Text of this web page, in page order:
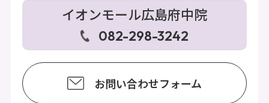
イオンモール広島府中院
082-298-3242
お問い合わせフォーム